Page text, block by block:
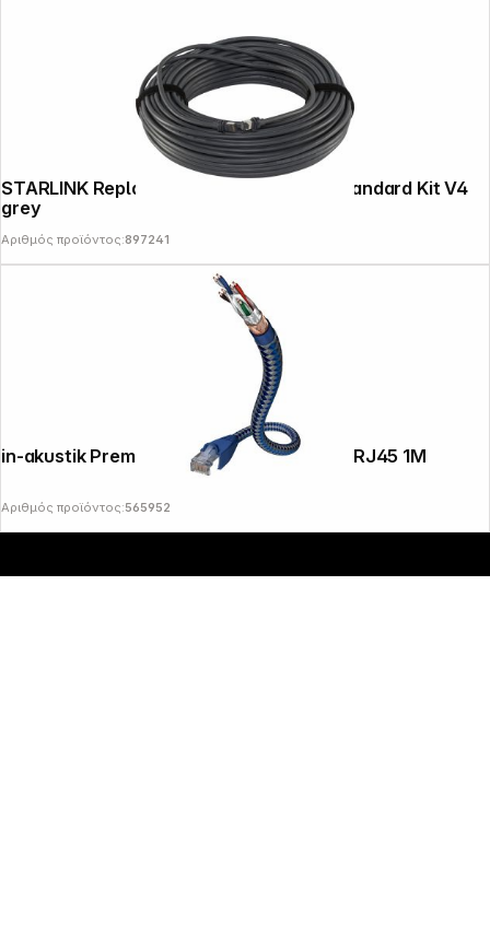
STARLINK Replacement Cable (45m) f.Standard Kit V4
grey
Αριθμός προϊόντος:897241
in-akustik Premium Network cable CAT6 RJ45 1M
Αριθμός προϊόντος:565952
Copyright © 2000 - 2026 DIFOX. All rights reserved.